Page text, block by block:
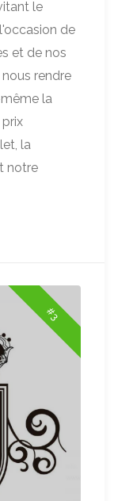
le
de
et de nos
rendre
la
la
notre
#3